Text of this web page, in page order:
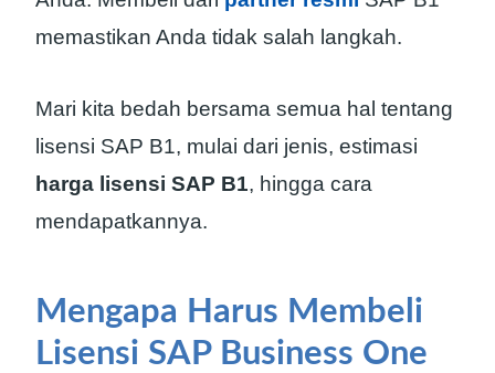
memastikan Anda tidak salah langkah.
Mari kita bedah bersama semua hal tentang
lisensi SAP B1, mulai dari jenis, estimasi
harga lisensi SAP B1, hingga cara
mendapatkannya.
Mengapa Harus Membeli
Lisensi SAP Business One